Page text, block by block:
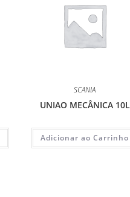
SCANIA
UNIAO MECÂNICA 10L
Adicionar ao Carrinho